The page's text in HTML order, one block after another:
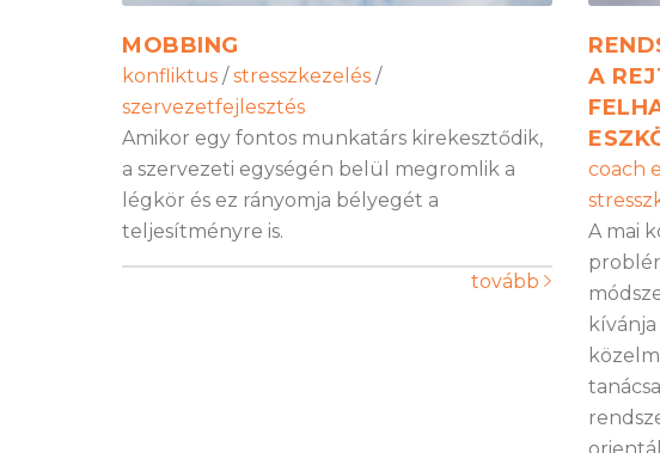
MOBBING
konfliktus / stresszkezelés /
szervezetfejlesztés
Amikor egy fontos munkatárs kirekesztődik,
a szervezeti egységén belül megromlik a
légkör és ez rányomja bélyegét a
teljesítményre is.
tovább
A
coach
A mai